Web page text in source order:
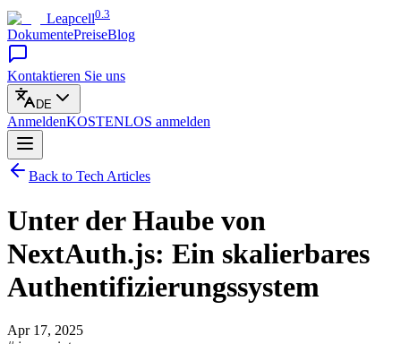
Leapcell0.3
DokumentePreiseBlog
Kontaktieren Sie uns
DE
AnmeldenKOSTENLOS anmelden
Back to Tech Articles
Unter der Haube von
NextAuth.js: Ein skalierbares
Authentifizierungssystem
Apr 17, 2025